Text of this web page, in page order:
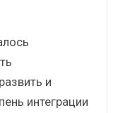
и
интеграции